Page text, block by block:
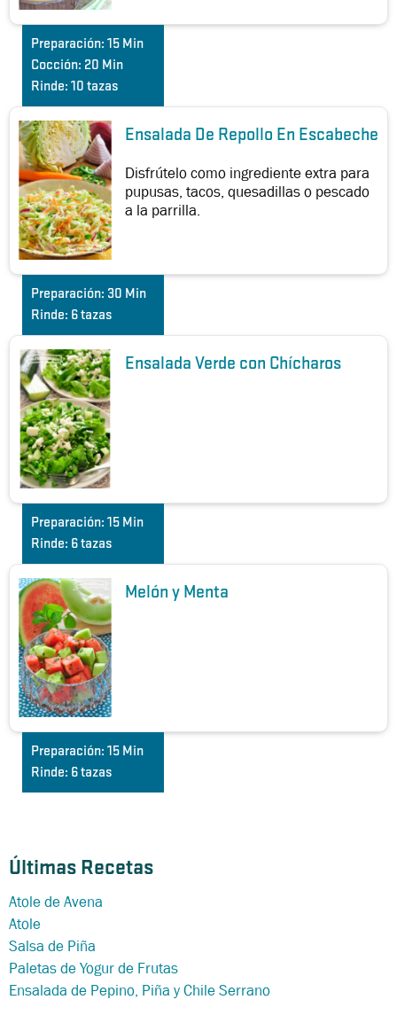
Últimas Recetas
Atole de Avena
Atole
Salsa de Piña
Paletas de Yogur de Frutas
Ensalada de Pepino, Piña y Chile Serrano
Preparación: 15 Min
Cocción: 20 Min
Rinde: 10 tazas
Ensalada De Repollo En Escabeche
Disfrútelo como ingrediente extra para
pupusas, tacos, quesadillas o pescado
a la parrilla.
Preparación: 30 Min
Rinde: 6 tazas
Ensalada Verde con Chícharos
Preparación: 15 Min
Rinde: 6 tazas
Melón y Menta
Preparación: 15 Min
Rinde: 6 tazas